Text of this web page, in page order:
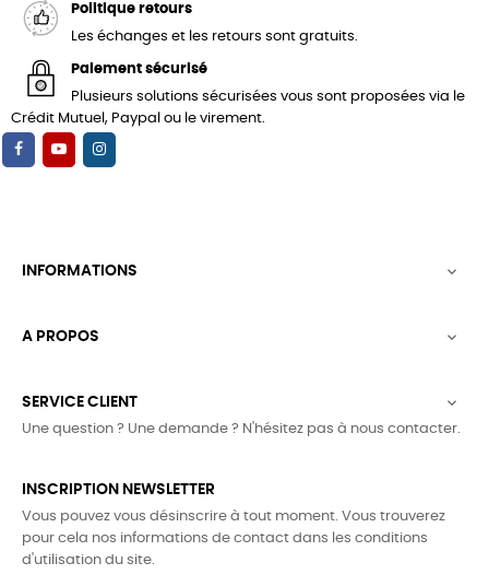
Politique retours
Les échanges et les retours sont gratuits.
Paiement sécurisé
Plusieurs solutions sécurisées vous sont proposées via le
Crédit Mutuel, Paypal ou le virement.
INFORMATIONS 
A PROPOS 
SERVICE CLIENT 
Une question ? Une demande ? N'hésitez pas à nous contacter.
INSCRIPTION NEWSLETTER
Vous pouvez vous désinscrire à tout moment. Vous trouverez
pour cela nos informations de contact dans les conditions
d'utilisation du site.